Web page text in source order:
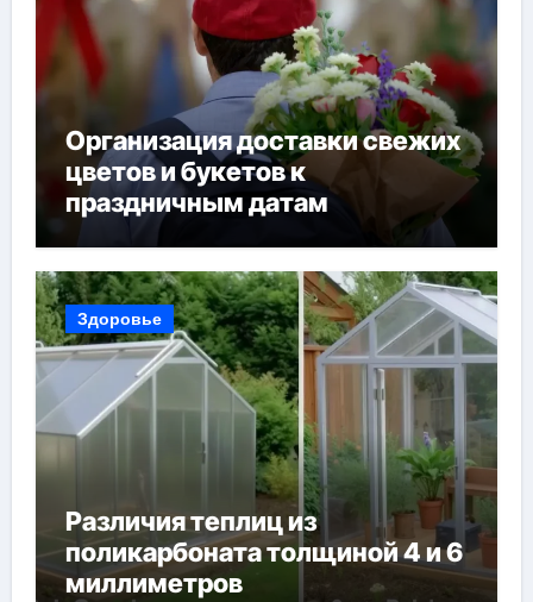
Организация доставки свежих
цветов и букетов к
праздничным датам
Здоровье
Различия теплиц из
поликарбоната толщиной 4 и 6
миллиметров